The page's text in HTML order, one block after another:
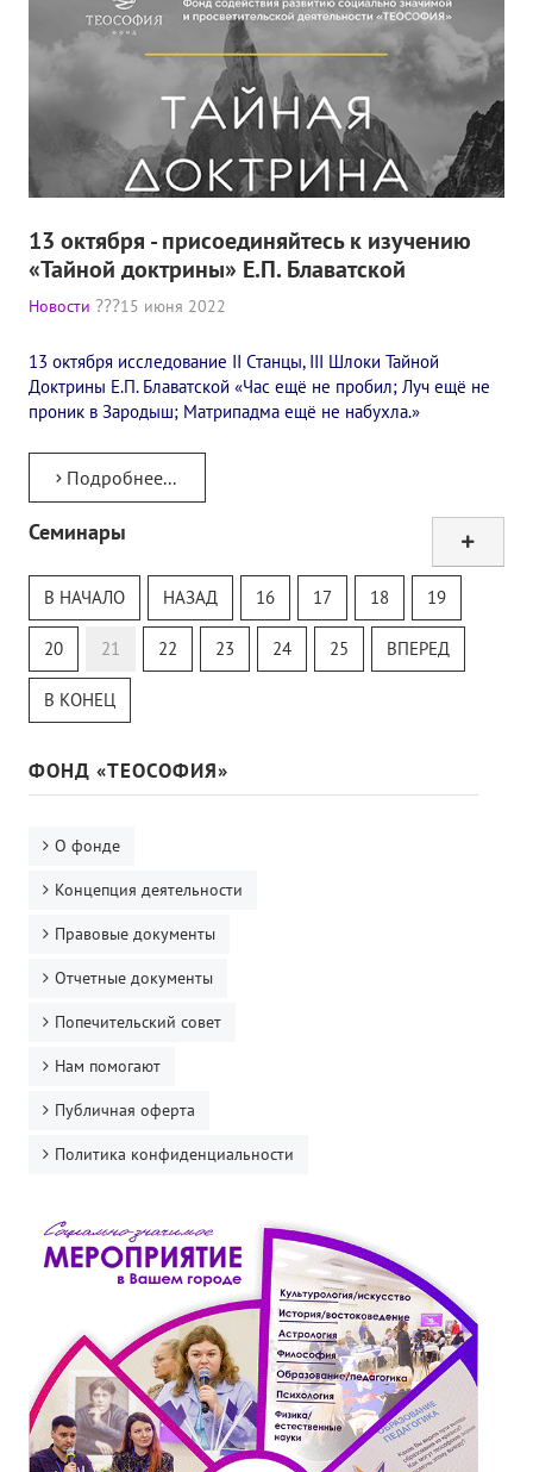
13 октября - присоединяйтесь к изучению
«Тайной доктрины» Е.П. Блаватской
Новости 15 июня 2022
13 октября исследование II Станцы, III Шлоки Тайной
Доктрины Е.П. Блаватской «Час ещё не пробил; Луч ещё не
проник в Зародыш; Матрипадма ещё не набухла.»
Подробнее...
Семинары
Теософский Квизи
Тайная Доктрина
Онлайн-класс
В НАЧАЛО НАЗАД 16 17 18 19
20 21 22 23 24 25 ВПЕРЕД
В КОНЕЦ
ФОНД «ТЕОСОФИЯ»
О фонде
Концепция деятельности
Правовые документы
Отчетные документы
Попечительский совет
Нам помогают
Публичная оферта
Политика конфиденциальности